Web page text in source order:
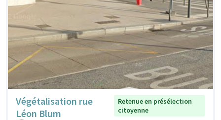
Végétalisation rue
Léon Blum
Retenue en présélection
citoyenne